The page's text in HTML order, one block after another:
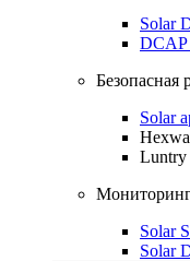
Solar
DCAP
Безопасная
Solar
Luntry
Solar
Solar